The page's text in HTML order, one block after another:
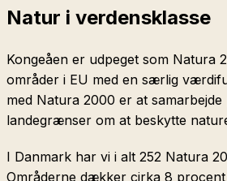
Natur i verdensklasse
Kongeåen er udpeget som Natura
områder i EU med en særlig
med Natura 2000 er at
landegrænser om at beskytte
I Danmark har vi i alt 252 Natura
Områderne dækker cirka 8 procent